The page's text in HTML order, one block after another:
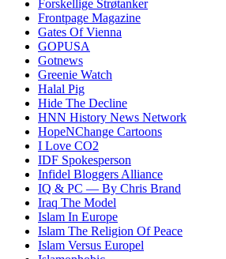
Forskellige Strøtanker
Frontpage Magazine
Gates Of Vienna
GOPUSA
Gotnews
Greenie Watch
Halal Pig
Hide The Decline
HNN History News Network
HopeNChange Cartoons
I Love CO2
IDF Spokesperson
Infidel Bloggers Alliance
IQ & PC — By Chris Brand
Iraq The Model
Islam In Europe
Islam The Religion Of Peace
Islam Versus Europel